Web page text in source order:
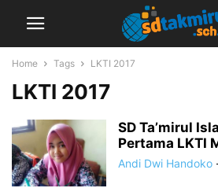
Home Tags LKTI 2017
LKTI 2017
SD Ta’mirul
Pertama LKTI
Andi Dwi Handoko